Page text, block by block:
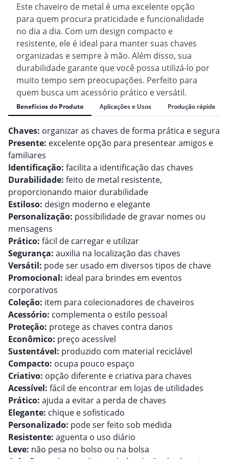
Este chaveiro de metal é uma excelente opção
para quem procura praticidade e funcionalidade
no dia a dia. Com um design compacto e
resistente, ele é ideal para manter suas chaves
organizadas e sempre à mão. Além disso, sua
durabilidade garante que você possa utilizá-lo por
muito tempo sem preocupações. Perfeito para
quem busca um acessório prático e versátil.
Benefícios do Produto Aplicações e Usos Produção rápida
Chaves: organizar as chaves de forma prática e segura
Presente: excelente opção para presentear amigos e
familiares
Identificação: facilita a identificação das chaves
Durabilidade: feito de metal resistente,
proporcionando maior durabilidade
Estiloso: design moderno e elegante
Personalização: possibilidade de gravar nomes ou
mensagens
Prático: fácil de carregar e utilizar
Segurança: auxilia na localização das chaves
Versátil: pode ser usado em diversos tipos de chave
Promocional: ideal para brindes em eventos
corporativos
Coleção: item para colecionadores de chaveiros
Acessório: complementa o estilo pessoal
Proteção: protege as chaves contra danos
Econômico: preço acessível
Sustentável: produzido com material reciclável
Compacto: ocupa pouco espaço
Criativo: opção diferente e criativa para chaves
Acessível: fácil de encontrar em lojas de utilidades
Prático: ajuda a evitar a perda de chaves
Elegante: chique e sofisticado
Personalizado: pode ser feito sob medida
Resistente: aguenta o uso diário
Leve: não pesa no bolso ou na bolsa